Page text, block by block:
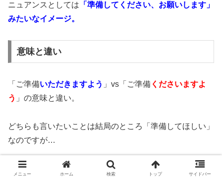
ニュアンスとしては 「準備してください、お願いします」
みたいなイメージ。
意味と違い
「ご準備いただきますよう 」vs「ご準備 くださいますよ
う 」の意味と違い。
どちらも言いたいことは結局のところ「準備してほしい」
なのですが…
意味と敬語の使い方に違いあり。以下のような違いがあり
メニュー ホーム 検索 トップ サイドバー